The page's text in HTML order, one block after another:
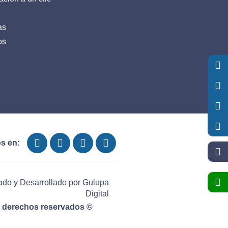
en:
y Desarrollado por Gulupa
Digital
derechos reservados ©